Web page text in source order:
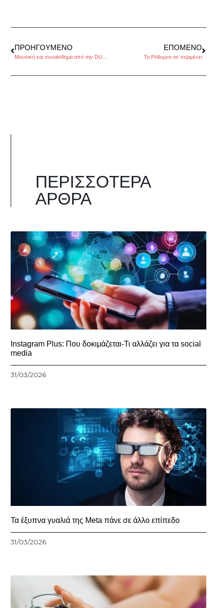
ΠΡΟΗΓΟΎΜΕΝΟ ΕΠΌΜΕΝΟ
Το Ρέθυμνο σε περιμένει
ΠΕΡΙΣΣΌΤΕΡΑ
ΆΡΘΡΑ
Instagram Plus: Που δοκιμάζεται-Τι αλλάζει για τα social
media
31/03/2026
Τα έξυπνα γυαλιά της Meta πάνε σε άλλο επίπεδο
31/03/2026